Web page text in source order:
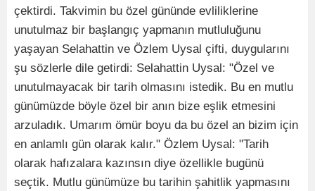
çektirdi. Takvimin bu özel gününde evliliklerine
unutulmaz bir başlangıç yapmanın mutluluğunu
yaşayan Selahattin ve Özlem Uysal çifti, duygularını
şu sözlerle dile getirdi: Selahattin Uysal: "Özel ve
unutulmayacak bir tarih olmasını istedik. Bu en mutlu
günümüzde böyle özel bir anın bize eşlik etmesini
arzuladık. Umarım ömür boyu da bu özel an bizim için
en anlamlı gün olarak kalır." Özlem Uysal: "Tarih
olarak hafızalara kazınsın diye özellikle bugünü
seçtik. Mutlu günümüze bu tarihin şahitlik yapmasını